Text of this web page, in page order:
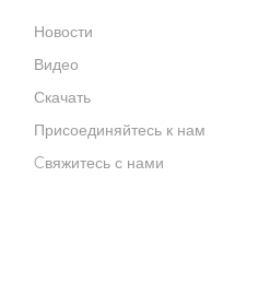
Новости
Видео
Скачать
Присоединяйтесь к нам
Cвяжитесь с нами